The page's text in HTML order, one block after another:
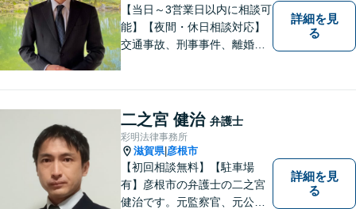
【当日～3営業日以内に相談可
能】【夜間・休日相談対応】
交通事故、刑事事件、離婚・
詳細を見
る
二之宮 健治 弁護士
彩明法律事務所
滋賀県| 彦根市
【初回相談無料】【駐車場
有】彦根市の弁護士の二之宮
健治です。元監察官、元公務
詳細を見
る